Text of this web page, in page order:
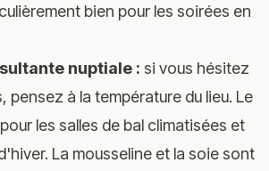
bien pour les soirées en
nuptiale : si vous hésitez
pensez à la température du lieu. Le
les salles de bal climatisées et
La mousseline et la soie sont